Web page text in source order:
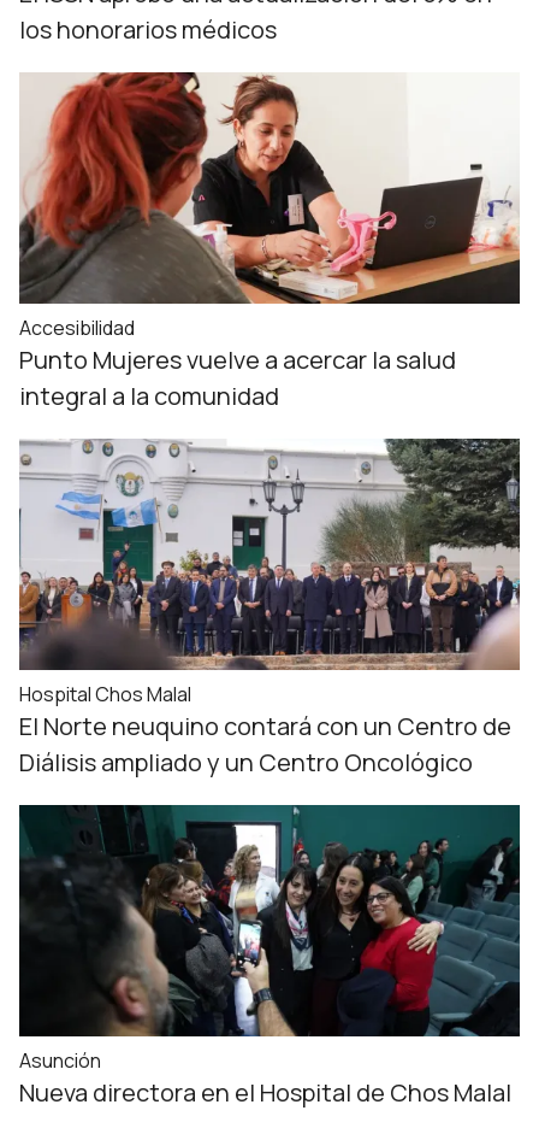
los honorarios médicos
Accesibilidad
Punto Mujeres vuelve a acercar la salud
integral a la comunidad
Hospital Chos Malal
El Norte neuquino contará con un Centro de
Diálisis ampliado y un Centro Oncológico
Asunción
Nueva directora en el Hospital de Chos Malal